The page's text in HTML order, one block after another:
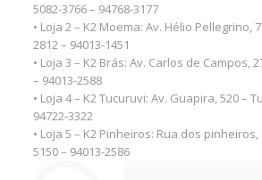
5082-3766 – 94768-3177
• Loja 2 – K2 Moema: Av. Hélio Pellegrino,
2812 – 94013-1451
• Loja 3 – K2 Brás: Av. Carlos de Campos,
– 94013-2588
• Loja 4 – K2 Tucuruvi: Av. Guapira, 520 –
94722-3322
• Loja 5 – K2 Pinheiros: Rua dos
5150 – 94013-2586